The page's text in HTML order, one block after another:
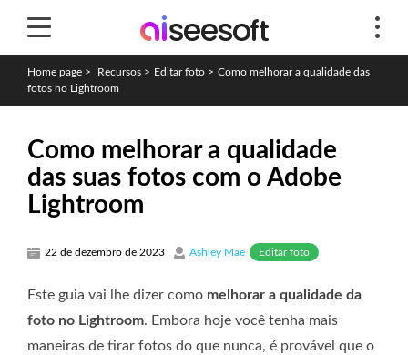
Home page > Recursos > Editar foto > Como melhorar a qualidade das
fotos no Lightroom
Como melhorar a qualidade
das suas fotos com o Adobe
Lightroom
22 de dezembro de 2023 Ashley Mae Editar foto
Este guia vai lhe dizer como melhorar a qualidade da
foto no Lightroom. Embora hoje você tenha mais
maneiras de tirar fotos do que nunca, é provável que o